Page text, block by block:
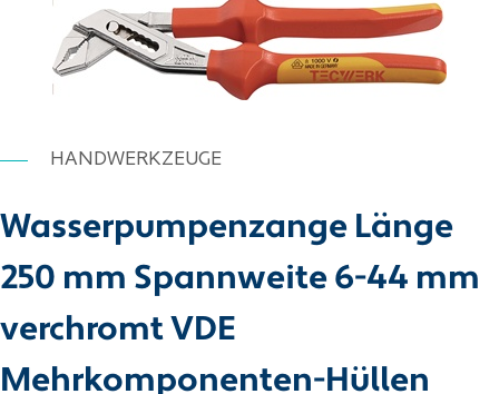
HANDWERKZEUGE
Wasserpumpenzange Länge
250 mm Spannweite 6-44 mm
verchromt VDE
Mehrkomponenten-Hüllen